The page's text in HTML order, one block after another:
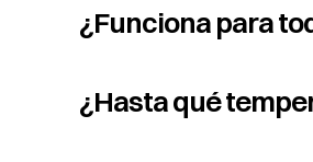
¿Funciona para
¿Hasta qué